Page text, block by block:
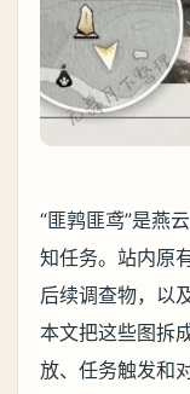
“匪鹑匪鸢”是燕
知任务。站内原
后续调查物，以
本文把这些图拆
放、任务触发和